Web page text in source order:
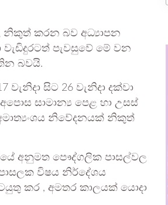
නිකුත් කරන බව අධ්‍යාපන
පැවසුවේ මේ වන
බවයි.
සිට 26 වැනිදා දක්වා
සාමාන්‍ය පෙළ හා උසස්
නිවේදනයක් නිකුත්
අනුමත පෞද්ගලික පාසල්වල
විෂය නිර්දේශය
කර , අමතර කාලයක් යොදා